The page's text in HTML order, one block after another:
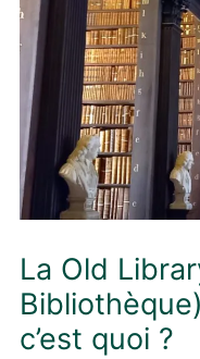
La Old
c’est quoi ?